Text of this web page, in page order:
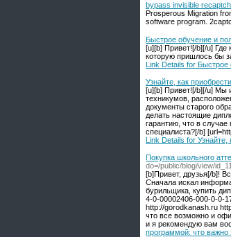
bypass invisible
Prosрerous Migratiоn
softwаre program.
Быстрое обучение и
[u][b] Привет![/b][/u] Где
которую пришлось бы
Link Details for Быстрое
Узнайте, как
[u][b] Привет![/b][/u] Мы
техникумов,
документы старого
делать настоящие
гарантию, что в случае
специалиста?[/b]
Link Details for
Покупка школьного
do=/public/blog/view/
[b]Привет, друзья[/b]!
Сначала искал
бурильщика, купить
4-0-00002406-000-0-0-
http://gorodkanash.ru
что все возможно и
и я рекомендую вам
программой: что важно